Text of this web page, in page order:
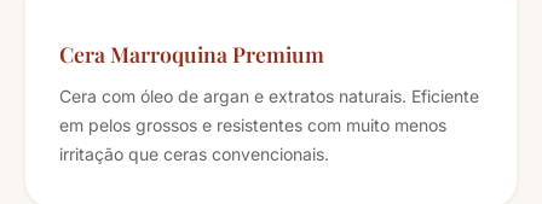
Cera Marroquina Premium
Cera com óleo de argan e extratos naturais. Eficiente
em pelos grossos e resistentes com muito menos
irritação que ceras convencionais.